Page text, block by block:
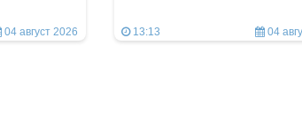
04 август 2026 13:13 04